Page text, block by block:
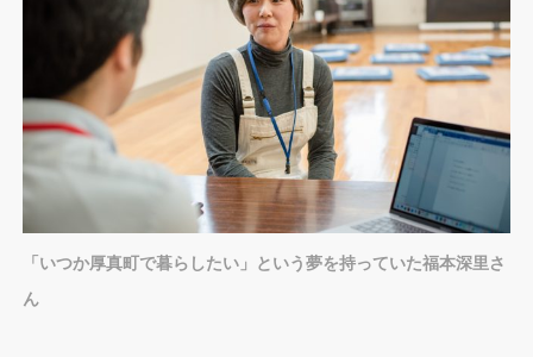
「いつか厚真町で暮らしたい」という夢を持っていた福本深里さ
ん